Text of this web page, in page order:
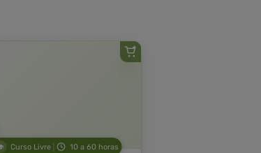
Curso Livre 10 a 60 horas